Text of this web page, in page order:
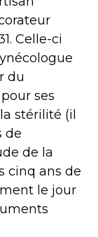
Celle-ci
du
ses
stérilité (il
de
de la
cinq ans de
le jour